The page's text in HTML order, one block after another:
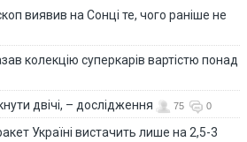
виявив на Сонці те, чого раніше не
колекцію суперкарів вартістю понад
двічі, – дослідження 75 0
Україні вистачить лише на 2,5-3